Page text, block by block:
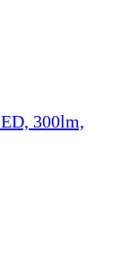
300lm,